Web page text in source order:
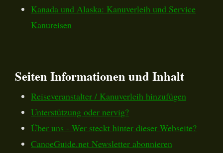
Kanada und Alaska: Kanuverleih und Service
Kanureisen
Seiten Informationen und Inhalt
Reiseveranstalter / Kanuverleih hinzufügen
Unterstützung oder nervig?
Über uns - Wer steckt hinter dieser Webseite?
CanoeGuide.net Newsletter abonnieren